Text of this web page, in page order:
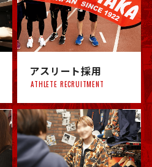
アスリート採用
ATHLETE RECRUITMENT